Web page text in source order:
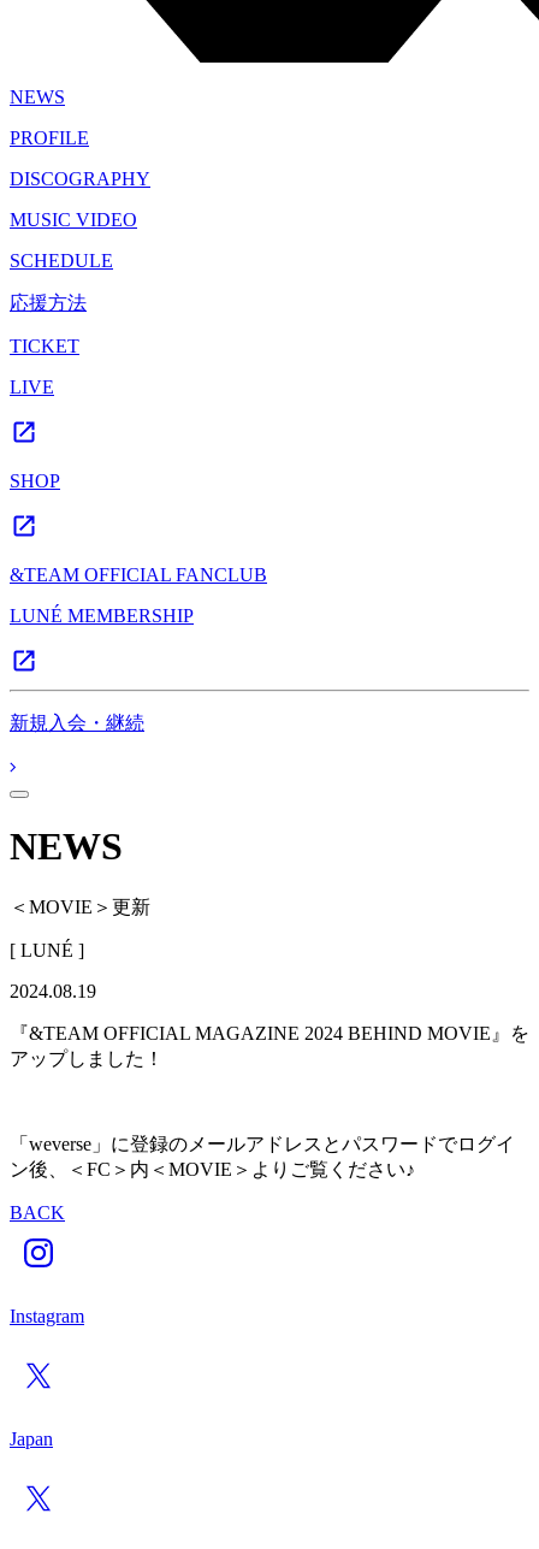
NEWS
PROFILE
DISCOGRAPHY
MUSIC VIDEO
SCHEDULE
応援方法
TICKET
LIVE
SHOP
&TEAM OFFICIAL FANCLUB
LUNÉ MEMBERSHIP
新規入会・継続
NEWS
＜MOVIE＞更新
[ LUNÉ ]
2024.08.19
『&TEAM OFFICIAL MAGAZINE 2024 BEHIND MOVIE』を
アップしました！
「weverse」に登録のメールアドレスとパスワードでログイ
ン後、＜FC＞内＜MOVIE＞よりご覧ください♪
BACK
Instagram
Japan